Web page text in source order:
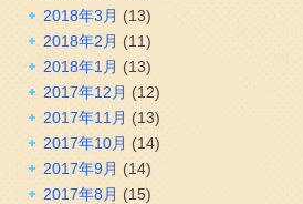
2018年3月 (13)
2018年2月 (11)
2018年1月 (13)
2017年12月 (12)
2017年11月 (13)
2017年10月 (14)
2017年9月 (14)
2017年8月 (15)